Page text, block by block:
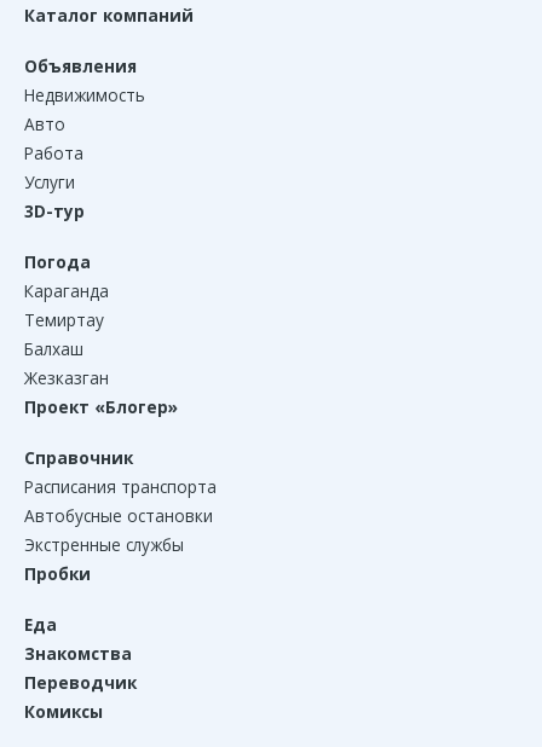
Каталог компаний
Объявления
Недвижимость
Авто
Работа
Услуги
3D-тур
Погода
Караганда
Темиртау
Балхаш
Жезказган
Проект «Блогер»
Справочник
Расписания транспорта
Автобусные остановки
Экстренные службы
Пробки
Еда
Знакомства
Переводчик
Комиксы